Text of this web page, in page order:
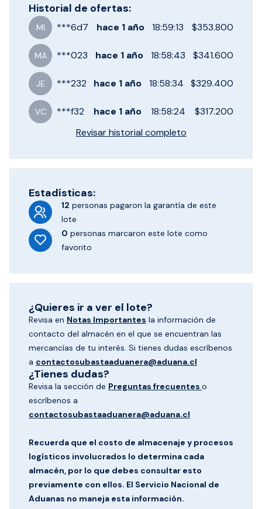
Historial de ofertas:
MI ***6d7 hace 1 año 18:59:13 $353.800
MA ***023 hace 1 año 18:58:43 $341.600
JE ***232 hace 1 año 18:58:34 $329.400
VC ***f32 hace 1 año 18:58:24
$317.200
Revisar historial completo
Estadísticas:
12 personas pagaron la garantía de este
lote
0 personas marcaron este lote como
favorito
¿Quieres ir a ver el lote?
Revisa en Notas Importantes la información de
contacto del almacén en el que se encuentran las
mercancías de tu interés. Si tienes dudas escríbenos
a contactosubastaaduanera@aduana.cl
¿Tienes dudas?
Revisa la sección de Preguntas frecuentes o
escríbenos a
contactosubastaaduanera@aduana.cl
Recuerda que el costo de almacenaje y procesos
logísticos involucrados lo determina cada
almacén, por lo que debes consultar esto
previamente con ellos. El Servicio Nacional de
Aduanas no maneja esta información.